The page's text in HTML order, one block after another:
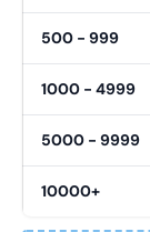
500 - 999
1000 - 4999
5000 - 9999
10000+